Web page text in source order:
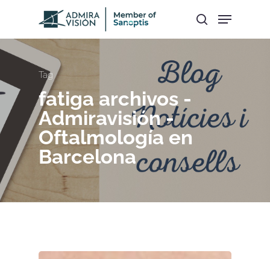
Hit enter to search or ESC to close
Tag
fatiga archivos -
Admiravisión -
Oftalmología en
Barcelona